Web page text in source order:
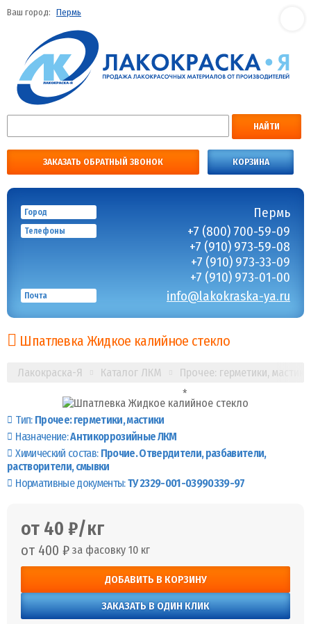
Ваш город: Пермь
НАЙТИ
ЗАКАЗАТЬ ОБРАТНЫЙ ЗВОНОК КОРЗИНА
Город Пермь
Телефоны
+7 (800) 700-59-09
+7 (910) 973-59-08
+7 (910) 973-33-09
+7 (910) 973-01-00
Почта info@lakokraska-ya.ru
Шпатлевка Жидкое калийное стекло
Лакокраска-Я Каталог ЛКМ Прочее: герметики, мастики
Тип: Прочее: герметики, мастики
Назначение:Антикоррозийные ЛКМ
Химический состав: Прочие. Отвердители, разбавители,
растворители, смывки
Нормативные документы:ТУ 2329-001-03990339-97
от 40 ₽/кг
от 400 ₽ за фасовку 10 кг
ДОБАВИТЬ В КОРЗИНУ
ЗАКАЗАТЬ В ОДИН КЛИК